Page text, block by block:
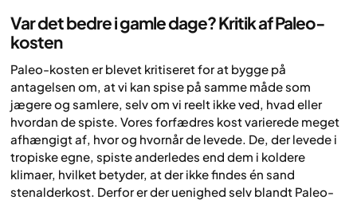
Var det bedre i gamle dage? Kritik af Paleo-
kosten
Paleo-kosten er blevet kritiseret for at bygge på
antagelsen om, at vi kan spise på samme måde som
jægere og samlere, selv om vi reelt ikke ved, hvad eller
hvordan de spiste. Vores forfædres kost varierede meget
afhængigt af, hvor og hvornår de levede. De, der levede i
tropiske egne, spiste anderledes end dem i koldere
klimaer, hvilket betyder, at der ikke findes én sand
stenalderkost. Derfor er der uenighed selv blandt Paleo-